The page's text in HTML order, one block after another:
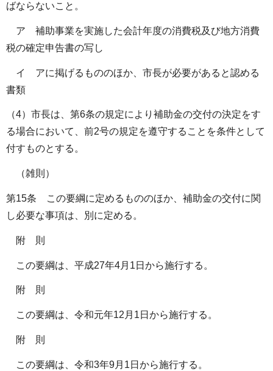
ばならないこと。
ア 補助事業を実施した会計年度の消費税及び地方消費
税の確定申告書の写し
イ アに掲げるもののほか、市長が必要があると認める
書類
（4）市長は、第6条の規定により補助金の交付の決定をす
る場合において、前2号の規定を遵守することを条件として
付すものとする。
（雑則）
第15条 この要綱に定めるもののほか、補助金の交付に関
し必要な事項は、別に定める。
附 則
この要綱は、平成27年4月1日から施行する。
附 則
この要綱は、令和元年12月1日から施行する。
附 則
この要綱は、令和3年9月1日から施行する。